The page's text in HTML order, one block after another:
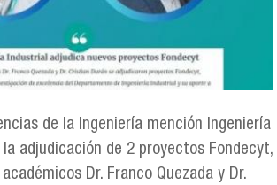
de la Ingeniería mención Ingeniería
adjudicación de 2 proyectos Fondecyt,
Dr. Franco Quezada y Dr.